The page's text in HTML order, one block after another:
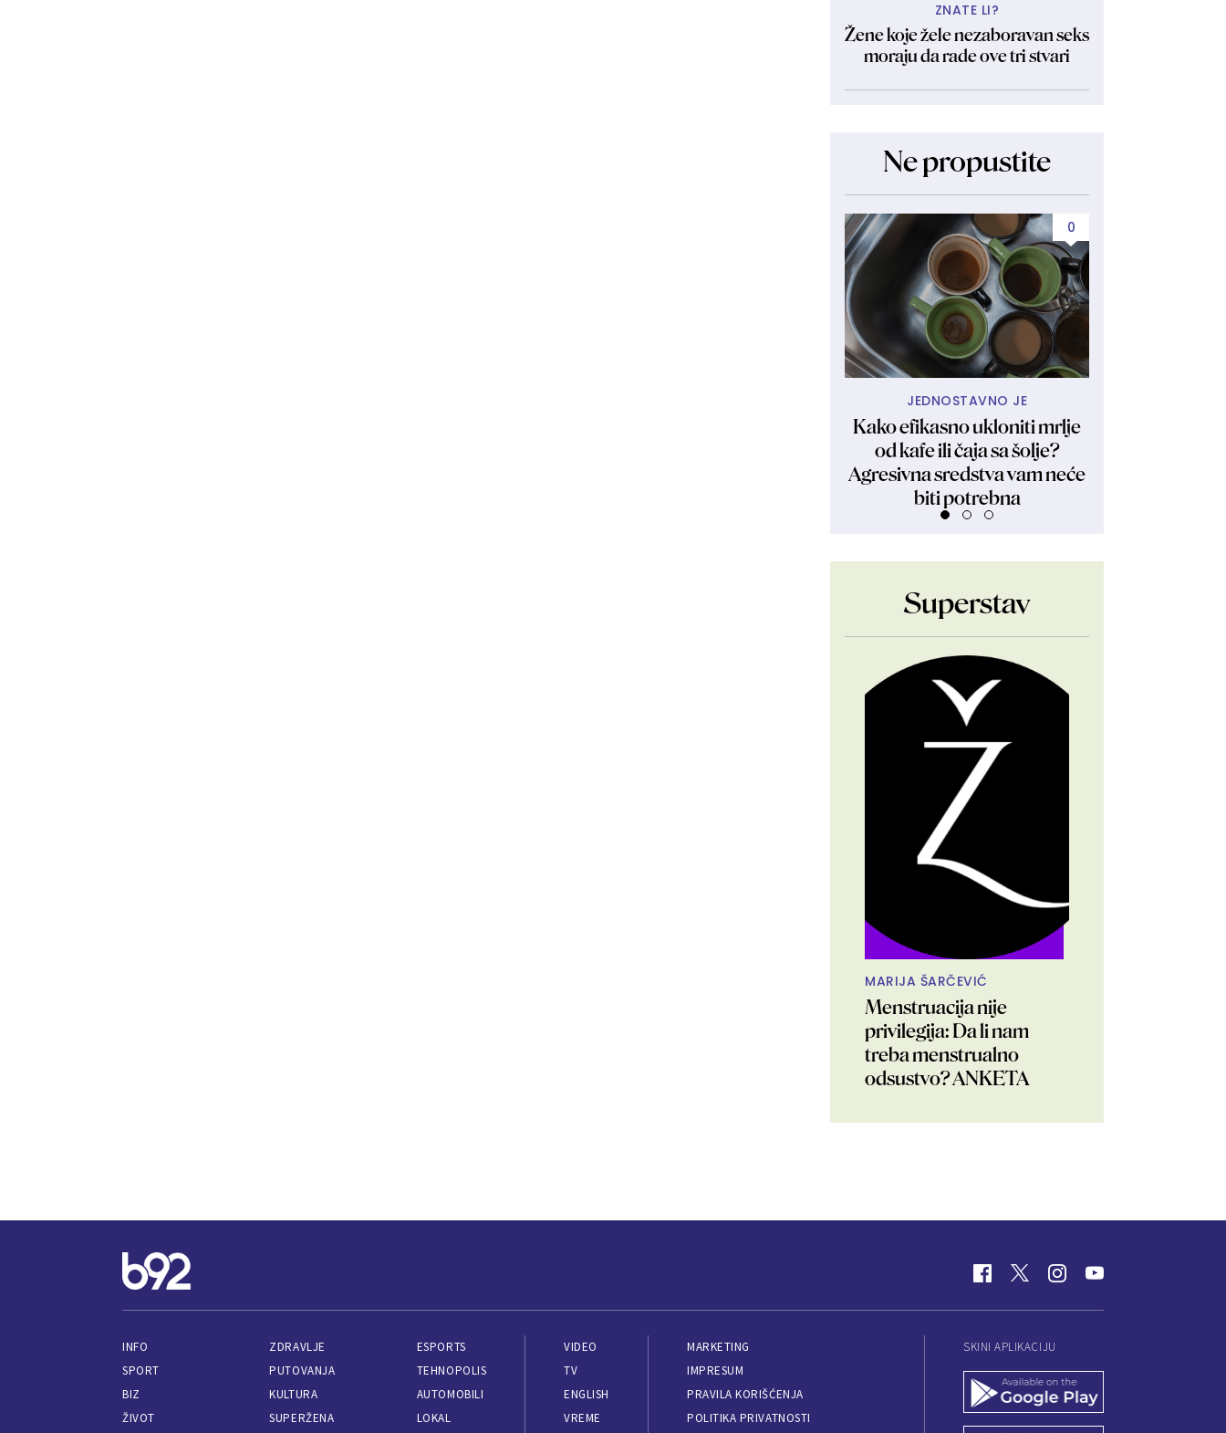
ZNATE LI?
Žene koje žele nezaboravan seks
moraju da rade ove tri stvari
Ne propustite
0
JEDNOSTAVNO JE
Kako efikasno ukloniti mrlje
od kafe ili čaja sa šolje?
Agresivna sredstva vam neće
biti potrebna
Superstav
MARIJA ŠARČEVIĆ
Menstruacija nije
privilegija: Da li nam
treba menstrualno
odsustvo? ANKETA
INFO
SPORT
BIZ
ŽIVOT
ZDRAVLJE
PUTOVANJA
KULTURA
SUPERŽENA
ESPORTS
TEHNOPOLIS
AUTOMOBILI
LOKAL
VIDEO
TV
ENGLISH
VREME
MARKETING
IMPRESUM
PRAVILA KORIŠĆENJA
POLITIKA PRIVATNOSTI
SKINI APLIKACIJU